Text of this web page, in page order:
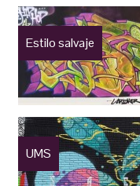
Estilo salvaje
UMS